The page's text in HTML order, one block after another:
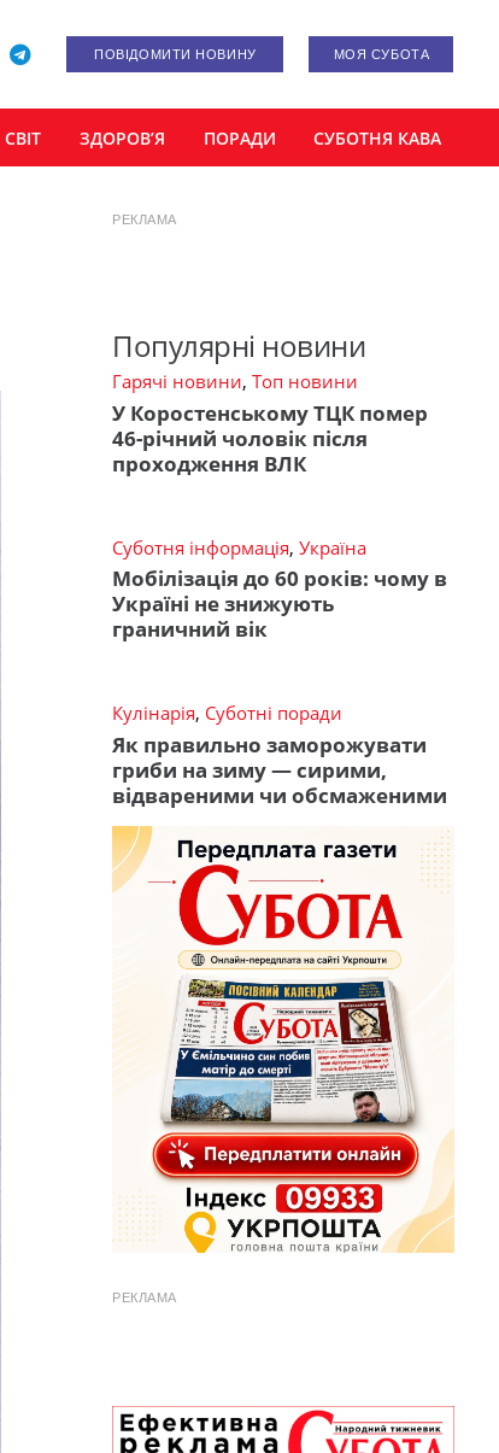
ПОВІДОМИТИ НОВИНУ МОЯ СУБОТА
СВІТ ЗДОРОВ’Я ПОРАДИ СУБОТНЯ КАВА
РЕКЛАМА
Популярні новини
Гарячі новини, Топ новини
У Коростенському ТЦК помер
46-річний чоловік після
проходження ВЛК
Суботня інформація, Україна
Мобілізація до 60 років: чому в
Україні не знижують
граничний вік
Кулінарія, Суботні поради
Як правильно заморожувати
гриби на зиму — сирими,
відвареними чи обсмаженими
РЕКЛАМА